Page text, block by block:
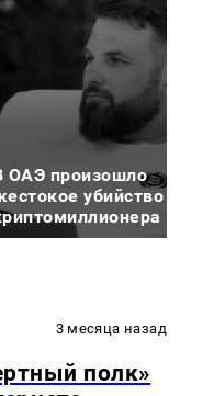
ОАЭ произошло
убийство
3 месяца назад
полк»